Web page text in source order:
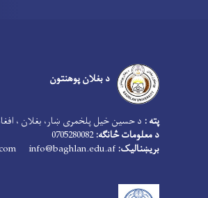
د بغلان پوهنتون
پته : د حسین خیل پلخمری ښار، بغلان ،
د معلومات څانګه:0705280082
بریښنالیک: info@baghlan.edu.af